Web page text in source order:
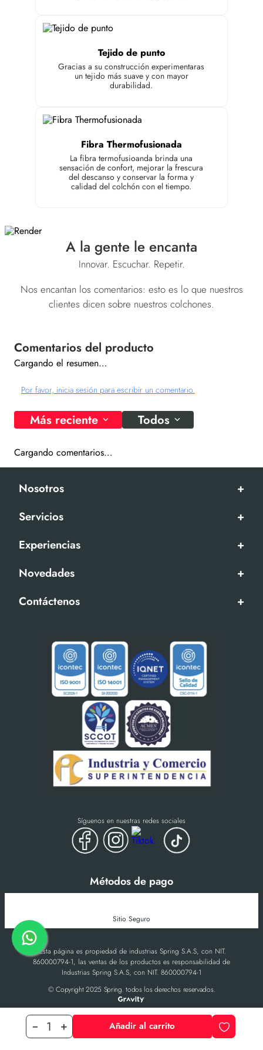
＋
－ Añadir al carrito
Tejido de punto
Gracias a su construcción experimentaras
un tejido más suave y con mayor
durabilidad.
Fibra Thermofusionada
La fibra termofusioanda brinda una
sensación de confort, mejorar la frescura
del descanso y conservar la forma y
calidad del colchón con el tiempo.
A la gente le encanta
Innovar. Escuchar. Repetir.
Nos encantan los comentarios: esto es lo que nuestros
clientes dicen sobre nuestros colchones.
Cargando el resumen…
Por favor, inicia sesión para escribir un comentario.
Más reciente Todos
Cargando comentarios…
Nosotros
+
Servicios
+
Experiencias
+
Novedades
+
Contáctenos
+
Síguenos en nuestras redes sociales
Métodos de pago
Sitio Seguro
-Esta página es propiedad de industrias Spring S.A.S, con NIT.
860000794-1, las ventas de los productos es responsabilidad de
Industrias Spring S.A.S, con NIT. 860000794-1
© Copyright 2025 Spring. todos los derechos reservados.